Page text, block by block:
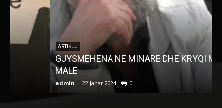
GJYSMËHËNA NË MINARE DHE KRYQI MBI
22 Janar 2024 0